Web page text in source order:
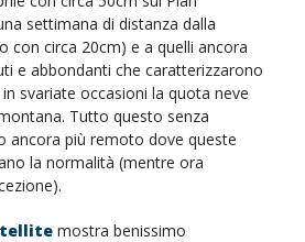
settimana di distanza dalla
con circa 20cm) e a quelli ancora
e abbondanti che caratterizzarono
in svariate occasioni la quota neve
Tutto questo senza
ancora più remoto dove queste
la normalità (mentre ora
mostra benissimo